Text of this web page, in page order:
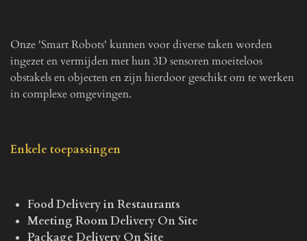
Onze 'Smart Robots' kunnen voor diverse taken worden
ingezet en vermijden met hun 3D sensoren moeiteloos
obstakels en objecten en zijn hierdoor geschikt om te werken
in complexe omgevingen.
Enkele toepassingen
Food Delivery in Restaurants
Meeting Room Delivery On Site
Package Delivery On Site